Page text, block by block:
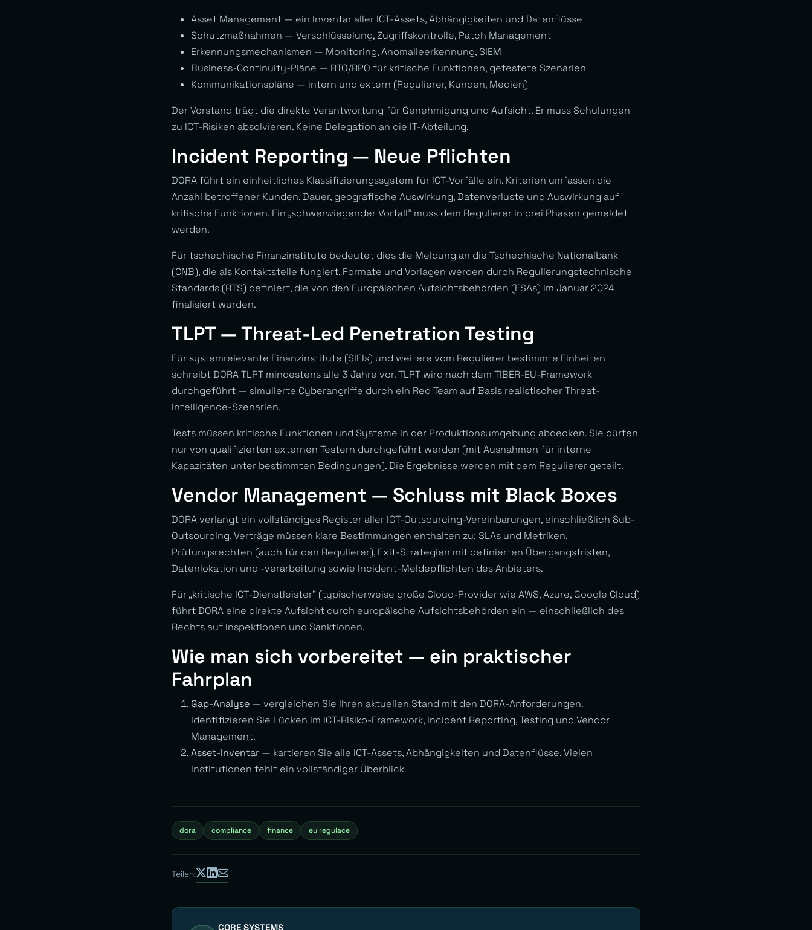
Asset Management — ein Inventar aller ICT-Assets, Abhängigkeiten und Datenflüsse
Schutzmaßnahmen — Verschlüsselung, Zugriffskontrolle, Patch Management
Erkennungsmechanismen — Monitoring, Anomalieerkennung, SIEM
Business-Continuity-Pläne — RTO/RPO für kritische Funktionen, getestete Szenarien
Kommunikationspläne — intern und extern (Regulierer, Kunden, Medien)
Der Vorstand trägt die direkte Verantwortung für Genehmigung und Aufsicht. Er muss Schulungen
zu ICT-Risiken absolvieren. Keine Delegation an die IT-Abteilung.
Incident Reporting — Neue Pflichten
DORA führt ein einheitliches Klassifizierungssystem für ICT-Vorfälle ein. Kriterien umfassen die
Anzahl betroffener Kunden, Dauer, geografische Auswirkung, Datenverluste und Auswirkung auf
kritische Funktionen. Ein „schwerwiegender Vorfall” muss dem Regulierer in drei Phasen gemeldet
werden.
Für tschechische Finanzinstitute bedeutet dies die Meldung an die Tschechische Nationalbank
(CNB), die als Kontaktstelle fungiert. Formate und Vorlagen werden durch Regulierungstechnische
Standards (RTS) definiert, die von den Europäischen Aufsichtsbehörden (ESAs) im Januar 2024
finalisiert wurden.
TLPT — Threat-Led Penetration Testing
Für systemrelevante Finanzinstitute (SIFIs) und weitere vom Regulierer bestimmte Einheiten
schreibt DORA TLPT mindestens alle 3 Jahre vor. TLPT wird nach dem TIBER-EU-Framework
durchgeführt — simulierte Cyberangriffe durch ein Red Team auf Basis realistischer Threat-
Intelligence-Szenarien.
Tests müssen kritische Funktionen und Systeme in der Produktionsumgebung abdecken. Sie dürfen
nur von qualifizierten externen Testern durchgeführt werden (mit Ausnahmen für interne
Kapazitäten unter bestimmten Bedingungen). Die Ergebnisse werden mit dem Regulierer geteilt.
Vendor Management — Schluss mit Black Boxes
DORA verlangt ein vollständiges Register aller ICT-Outsourcing-Vereinbarungen, einschließlich Sub-
Outsourcing. Verträge müssen klare Bestimmungen enthalten zu: SLAs und Metriken,
Prüfungsrechten (auch für den Regulierer), Exit-Strategien mit definierten Übergangsfristen,
Datenlokation und -verarbeitung sowie Incident-Meldepflichten des Anbieters.
Für „kritische ICT-Dienstleister” (typischerweise große Cloud-Provider wie AWS, Azure, Google Cloud)
führt DORA eine direkte Aufsicht durch europäische Aufsichtsbehörden ein — einschließlich des
Rechts auf Inspektionen und Sanktionen.
Wie man sich vorbereitet — ein praktischer
Fahrplan
Gap-Analyse — vergleichen Sie Ihren aktuellen Stand mit den DORA-Anforderungen.
Identifizieren Sie Lücken im ICT-Risiko-Framework, Incident Reporting, Testing und Vendor
Management.
Asset-Inventar — kartieren Sie alle ICT-Assets, Abhängigkeiten und Datenflüsse. Vielen
Institutionen fehlt ein vollständiger Überblick.
dora compliance finance eu regulace
Teilen:
CORE SYSTEMS